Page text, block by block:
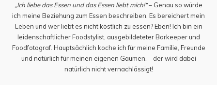
„Ich liebe das Essen und das Essen liebt mich!“– Genau so würde
ich meine Beziehung zum Essen beschreiben. Es bereichert mein
Leben und wer liebt es nicht köstlich zu essen? Eben! Ich bin ein
leidenschaftlicher Foodstylist, ausgebildeteter Barkeeper und
Foodfotograf. Hauptsächlich koche ich für meine Familie, Freunde
und natürlich für meinen eigenen Gaumen. – der wird dabei
natürlich nicht vernachlässigt!